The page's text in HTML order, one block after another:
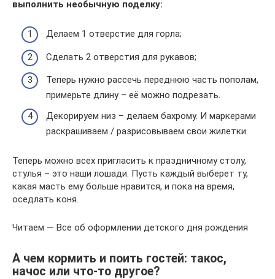
выполнить необычную поделку:
Делаем 1 отверстие для горла;
Сделать 2 отверстия для рукавов;
Теперь нужно рассечь переднюю часть пополам,
примерьте длину – её можно подрезать.
Декорируем низ – делаем бахрому. И маркерами
раскрашиваем / разрисовываем свои жилетки.
Теперь можно всех пригласить к праздничному столу,
стулья – это наши лошади. Пусть каждый выберет ту,
какая масть ему больше нравится, и пока на время,
оседлать коня.
Читаем — Все об оформлении детского дня рождения
А чем кормить и поить гостей: такос,
начос или что-то другое?